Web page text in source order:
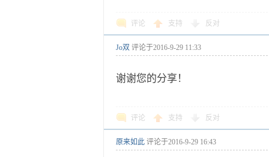
评论 支持 反对
Jo双 评论于2016-9-29 11:33
谢谢您的分享！
评论 支持 反对
原来如此 评论于2016-9-29 16:43